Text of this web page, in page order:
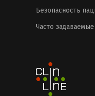
Безопасность
Часто